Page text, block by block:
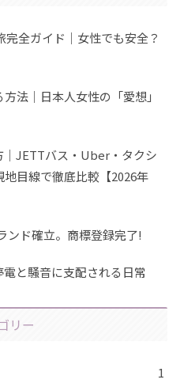
完全ガイド｜女性でも安全？
法｜日本人女性の「愛想」
｜JETTバス・Uber・タクシ
目線で徹底比較【2026年
ンド確立。商標登録完了!
と騒音に支配される日常
リー
1